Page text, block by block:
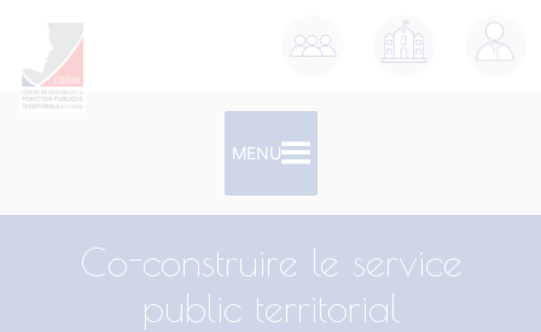
MENU
Co-construire le service
public territorial